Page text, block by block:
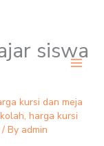
siswa
kursi dan meja
, harga kursi
/ By admin